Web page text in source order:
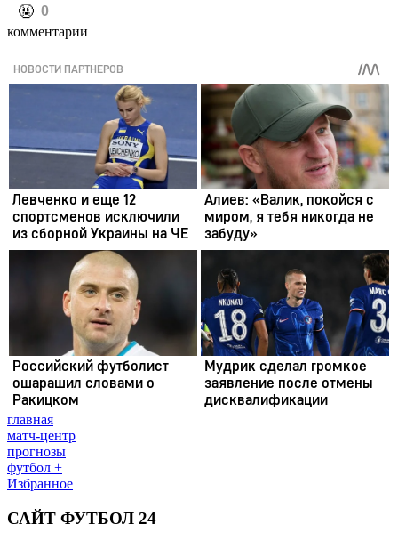
️🤬 0
комментарии
главная
матч-центр
прогнозы
футбол +
Избранное
САЙТ ФУТБОЛ 24